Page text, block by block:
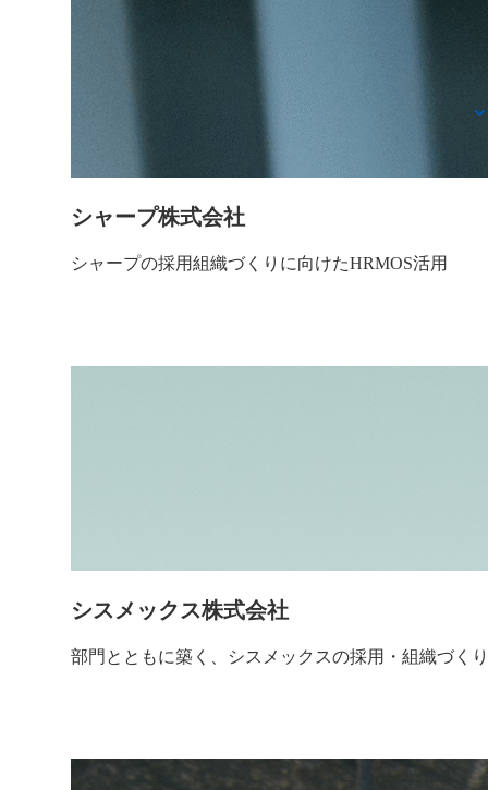
シャープ株式会社
シャープの採用組織づくりに向けたHRMOS活用
シスメックス株式会社
部門とともに築く、シスメックスの採用・組織づく